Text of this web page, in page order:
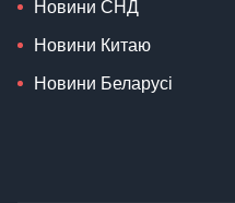
Новини СНД
Новини Китаю
Новини Беларусі